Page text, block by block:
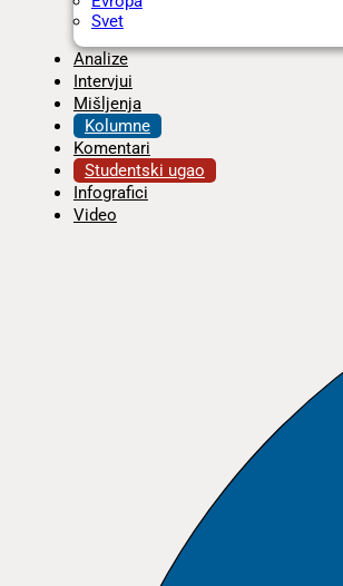
Svet
Analize
Intervjui
Mišljenja
Kolumne
Komentari
Studentski ugao
Infografici
Video